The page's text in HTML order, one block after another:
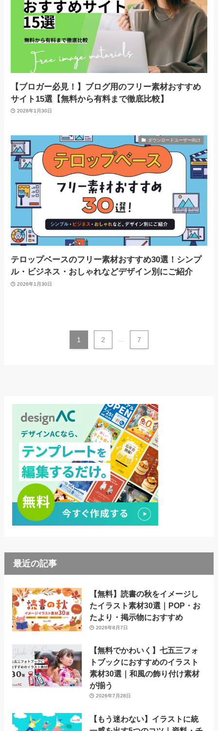
【ブロガー必見！】ブログ用のフリー素材おすすめ
サイト15選【無料から有料まで徹底比較】
2026年1月30日
ダウンロードユーザー向け
テロップベースのフリー素材おすすめ30選！シンプ
ル・ビジネス・おしゃれなどデザイン別にご紹介
2026年1月30日
1 2 ... 7
最近の記事
【無料】読書の秋をイメージし
たイラスト素材30選｜POP・お
たより・掲示物におすすめ
2026年8月7日
【無料でかわいく】七五三フォ
トブックにおすすめのイラスト
素材30選｜和風の飾り付け素材
が揃う
2026年7月28日
【もう迷わない】イラストに統